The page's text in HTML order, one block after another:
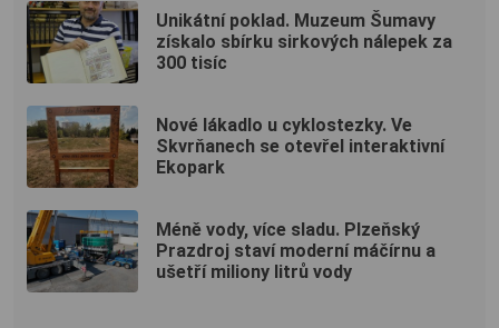
Unikátní poklad. Muzeum Šumavy
získalo sbírku sirkových nálepek za
300 tisíc
Nové lákadlo u cyklostezky. Ve
Skvrňanech se otevřel interaktivní
Ekopark
Méně vody, více sladu. Plzeňský
Prazdroj staví moderní máčírnu a
ušetří miliony litrů vody